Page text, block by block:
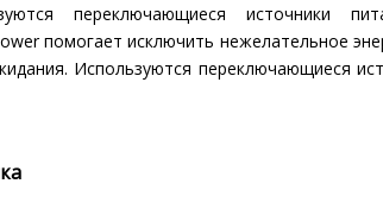
переключающиеся источники
помогает исключить нежелательное
Используются переключающиеся